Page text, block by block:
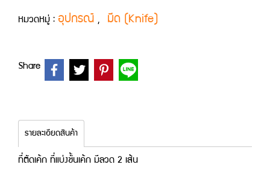
หมวดหมู่ : อุปกรณ์ , มีด (Knife)
Share
รายละเอียดสินค้า
ที่ตัดเค้ก ที่แบ่งชั้นเค้ก มีลวด 2 เส้น